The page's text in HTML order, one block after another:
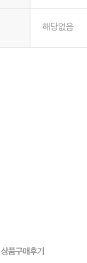
해당없음